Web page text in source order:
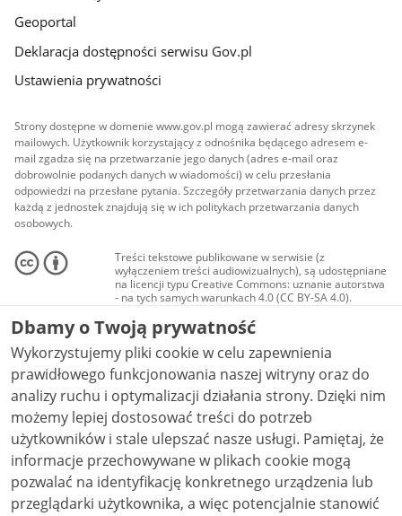
Geoportal
Deklaracja dostępności serwisu Gov.pl
Ustawienia prywatności
Strony dostępne w domenie www.gov.pl mogą zawierać adresy skrzynek
mailowych. Użytkownik korzystający z odnośnika będącego adresem e-
mail zgadza się na przetwarzanie jego danych (adres e-mail oraz
dobrowolnie podanych danych w wiadomości) w celu przesłania
odpowiedzi na przesłane pytania. Szczegóły przetwarzania danych przez
każdą z jednostek znajdują się w ich politykach przetwarzania danych
osobowych.
Treści tekstowe publikowane w serwisie (z
wyłączeniem treści audiowizualnych), są udostępniane
na licencji typu Creative Commons: uznanie autorstwa
- na tych samych warunkach 4.0 (CC BY-SA 4.0).
Materiały audiowizualne, w tym zdjęcia, materiały
audio i wideo, są udostępniane na licencji typu
Creative Commons: uznanie autorstwa użycie
niekomercyjne - bez utworów zależnych 4.0 (CC BY-
NC-ND 4.0), o ile nie jest to stwierdzone inaczej.
Dbamy o Twoją prywatność
Wykorzystujemy pliki cookie w celu zapewnienia
prawidłowego funkcjonowania naszej witryny oraz do
analizy ruchu i optymalizacji działania strony. Dzięki nim
możemy lepiej dostosować treści do potrzeb
użytkowników i stale ulepszać nasze usługi. Pamiętaj, że
informacje przechowywane w plikach cookie mogą
pozwalać na identyfikację konkretnego urządzenia lub
przeglądarki użytkownika, a więc potencjalnie stanowić